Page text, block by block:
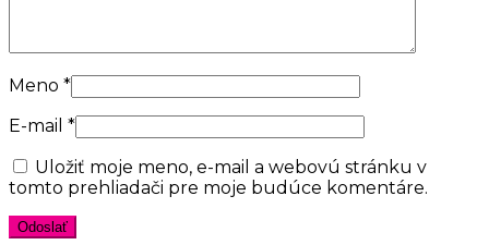
Meno *
E-mail *
Uložiť moje meno, e-mail a webovú stránku v
tomto prehliadači pre moje budúce komentáre.